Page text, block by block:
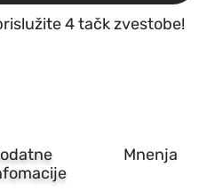
4 tačk zvestobe!
Mnenja